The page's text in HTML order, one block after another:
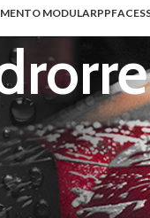
MODULARPPF
Mostrar 9 12